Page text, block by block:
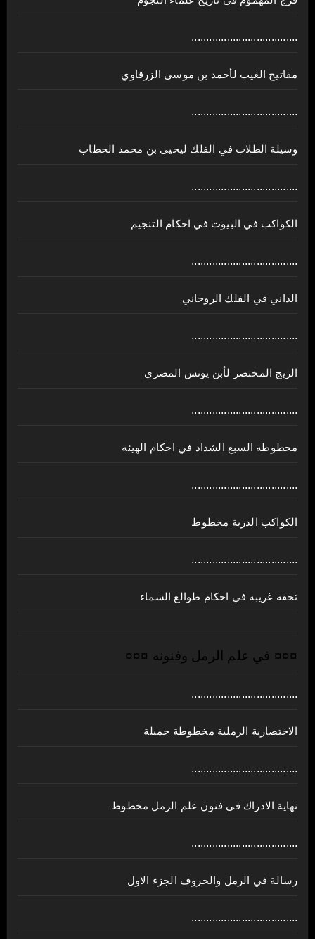
....................................
مفاتيح الغيب لأحمد بن موسى الزرقاوي
....................................
وسيلة الطلاب في الفلك ليحيى بن محمد الحطاب
....................................
الكواكب في البيوت في احكام التنجيم
....................................
الداني في الفلك الروحاني
....................................
الزيج المختصر لأبن يونس المصري
....................................
مخطوطة السبع الشداد في احكام الهيئة
....................................
الكواكب الدرية مخطوط
....................................
تحفه غريبه في احكام طوالع السماء
¤¤¤ في علم الرمل وفنونه ¤¤¤
....................................
الاختصارية الرملية مخطوطة جميلة
....................................
نهاية الادراك في فنون علم الرمل مخطوط
....................................
رسالة في الرمل والحروف الجزء الاول
....................................